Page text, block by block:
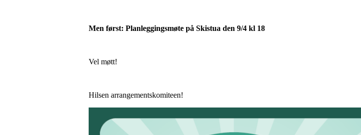
Men først: Planleggingsmøte på Skistua den 9/4 kl 18
Vel møtt!
Hilsen arrangementskomiteen!